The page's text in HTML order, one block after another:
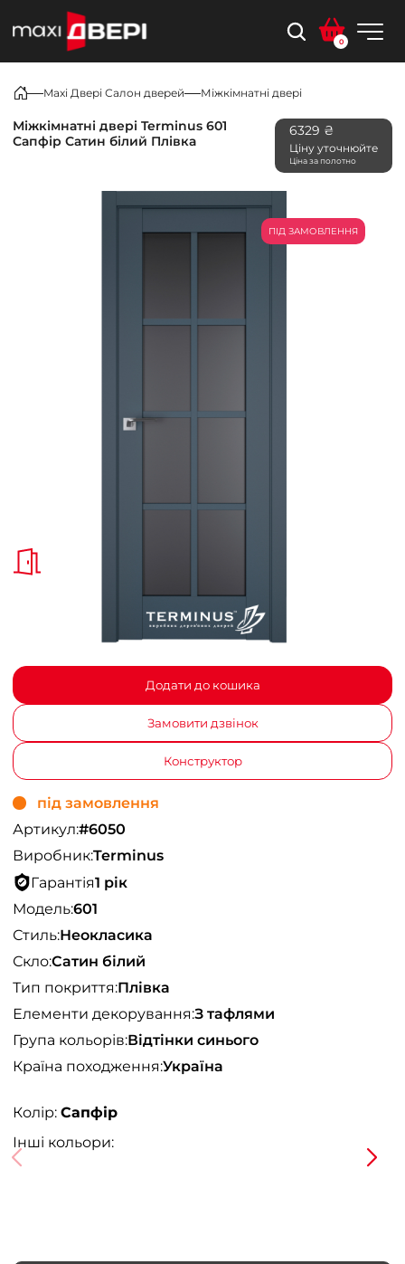
0
Maxi Двері Салон дверей Міжкімнатні двері
Міжкімнатні двері Terminus 601
Сапфір Сатин білий Плівка
6329 ₴
Ціну уточнюйте
Ціна за полотно
ПІД ЗАМОВЛЕННЯ
Додати до кошика
Замовити дзвінок
Конструктор
під замовлення
Артикул:#6050
Виробник:Terminus
Гарантія1 рік
Модель:601
Стиль:Неокласика
Скло:Сатин білий
Тип покриття:Плівка
Елементи декорування:З тафлями
Група кольорів:Відтінки синього
Країна походження:Україна
Колір: Сапфір
Інші кольори: